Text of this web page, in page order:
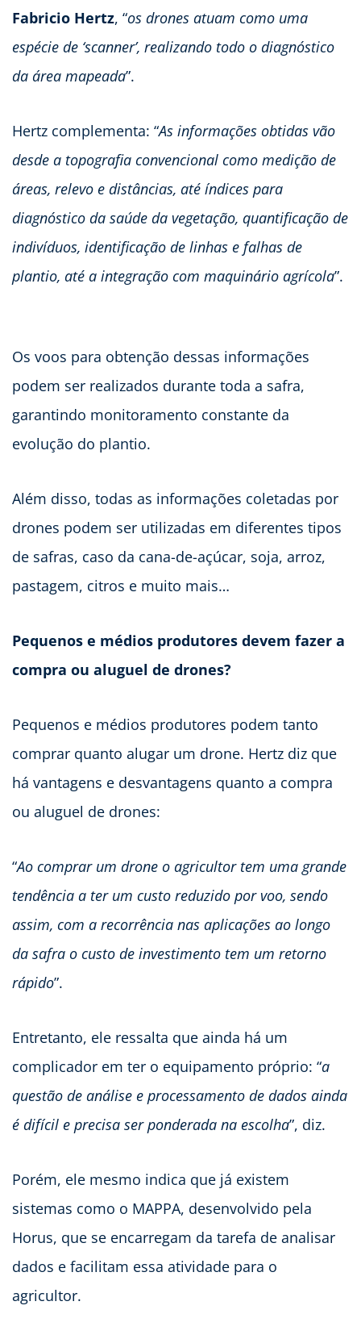
Fabricio Hertz, “os drones atuam como uma
espécie de ‘scanner’, realizando todo o diagnóstico
da área mapeada”.
Hertz complementa: “As informações obtidas vão
desde a topografia convencional como medição de
áreas, relevo e distâncias, até índices para
diagnóstico da saúde da vegetação, quantificação de
indivíduos, identificação de linhas e falhas de
plantio, até a integração com maquinário agrícola”.
Os voos para obtenção dessas informações
podem ser realizados durante toda a safra,
garantindo monitoramento constante da
evolução do plantio.
Além disso, todas as informações coletadas por
drones podem ser utilizadas em diferentes tipos
de safras, caso da cana-de-açúcar, soja, arroz,
pastagem, citros e muito mais…
Pequenos e médios produtores devem fazer a
compra ou aluguel de drones?
Pequenos e médios produtores podem tanto
comprar quanto alugar um drone. Hertz diz que
há vantagens e desvantagens quanto a compra
ou aluguel de drones:
“Ao comprar um drone o agricultor tem uma grande
tendência a ter um custo reduzido por voo, sendo
assim, com a recorrência nas aplicações ao longo
da safra o custo de investimento tem um retorno
rápido”.
Entretanto, ele ressalta que ainda há um
complicador em ter o equipamento próprio: “a
questão de análise e processamento de dados ainda
é difícil e precisa ser ponderada na escolha”, diz.
Porém, ele mesmo indica que já existem
sistemas como o MAPPA, desenvolvido pela
Horus, que se encarregam da tarefa de analisar
dados e facilitam essa atividade para o
agricultor.